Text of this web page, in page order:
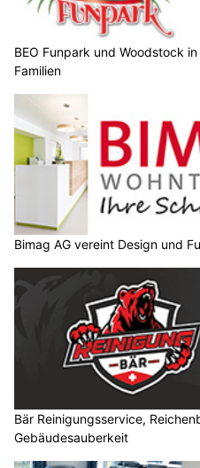
BEO Funpark und Woodstock
Familien
Bimag AG vereint Design und
Bär Reinigungsservice,
Gebäudesauberkeit